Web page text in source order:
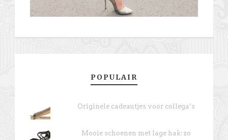
POPULAIR
Originele cadeautjes voor collega’s
Mooie schoenen met lage hak: zo